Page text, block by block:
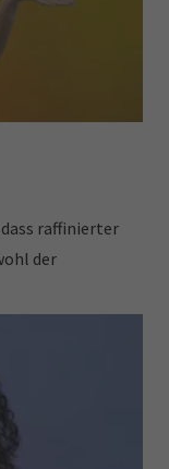
raffinierter
der